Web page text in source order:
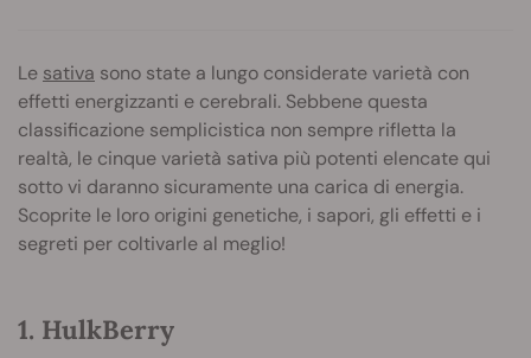
Le sativa sono state a lungo considerate varietà con
effetti energizzanti e cerebrali. Sebbene questa
classificazione semplicistica non sempre rifletta la
realtà, le cinque varietà sativa più potenti elencate qui
sotto vi daranno sicuramente una carica di energia.
Scoprite le loro origini genetiche, i sapori, gli effetti e i
segreti per coltivarle al meglio!
1. HulkBerry